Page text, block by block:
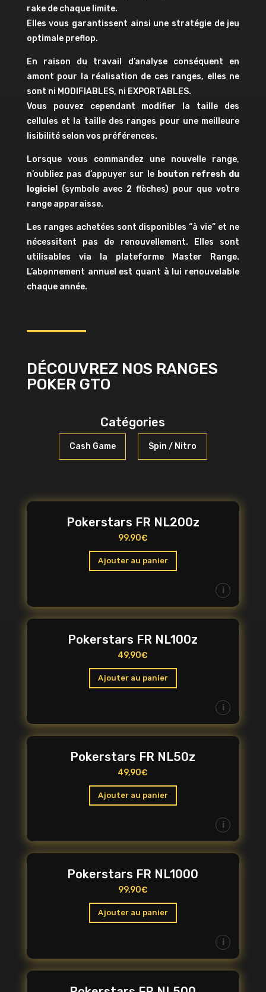
rake de chaque limite.
Elles vous garantissent ainsi une stratégie de jeu
optimale preflop.
En raison du travail d’analyse conséquent en
amont pour la réalisation de ces ranges, elles ne
sont ni MODIFIABLES, ni EXPORTABLES.
Vous pouvez cependant modifier la taille des
cellules et la taille des ranges pour une meilleure
lisibilité selon vos préférences.
Lorsque vous commandez une nouvelle range,
n’oubliez pas d’appuyer sur le bouton refresh du
logiciel
(symbole avec 2 flèches) pour que votre
range apparaisse.
Les ranges achetées sont disponibles “à vie” et ne
nécessitent pas de renouvellement. Elles sont
utilisables via la plateforme Master Range.
L’abonnement annuel est quant à lui renouvelable
chaque année.
DÉCOUVREZ NOS RANGES
POKER GTO
Catégories
Cash Game Spin / Nitro
Pokerstars FR NL200z
99,90€
Ajouter au panier
i
Pokerstars FR NL100z
49,90€
Ajouter au panier
i
Pokerstars FR NL50z
49,90€
Ajouter au panier
i
Pokerstars FR NL1000
99,90€
Ajouter au panier
i